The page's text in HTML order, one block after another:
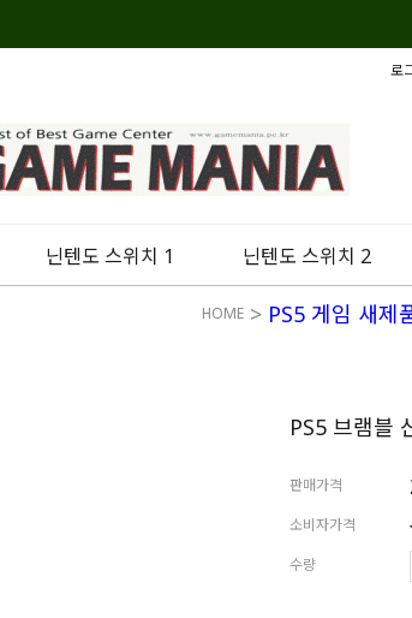
로
닌텐도 스위치 1 닌텐도 스위치 2
HOME > PS5 게임 새제
PS5 브램블
판매가격
소비자가격
수량